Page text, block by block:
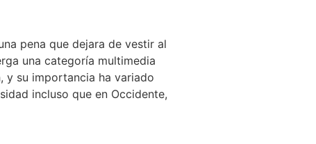
pena que dejara de vestir al
una categoría multimedia
y su importancia ha variado
incluso que en Occidente,